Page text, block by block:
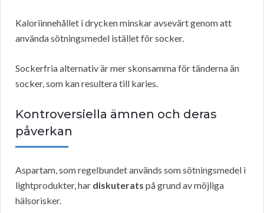
Kaloriinnehållet i drycken minskar avsevärt genom att
använda sötningsmedel istället för socker.
Sockerfria alternativ är mer skonsamma för tänderna än
socker, som kan resultera till karies.
Kontroversiella ämnen och deras
påverkan
Aspartam, som regelbundet används som sötningsmedel i
lightprodukter, har diskuterats på grund av möjliga
hälsorisker.